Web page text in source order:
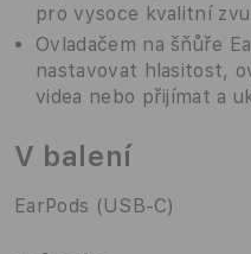
pro vysoce kvalitní
Ovladačem na šňůře
nastavovat hlasitost,
videa nebo přijímat a
V balení
EarPods (USB-C)